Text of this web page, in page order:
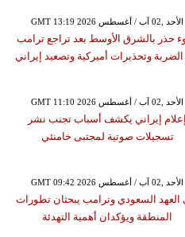
GMT 13:19 2026 الأحد ,02 آب / أغسطس
حذر بالشرق الأوسط بعد تراجع ترامب
وتحذيرات أميركية وتصعيد إيراني
GMT 11:10 2026 الأحد ,02 آب / أغسطس
إعلام إيراني يكشف أسباب تجنب نشر
تسجيلات صوتية لمجتبى خامنئي
GMT 09:42 2026 الأحد ,02 آب / أغسطس
العهد السعودي وترامب يبحثان تطورات
المنطقة ويؤكدان أهمية التهدئة